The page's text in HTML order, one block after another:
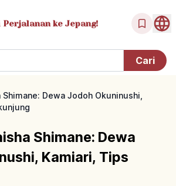
Perjalanan ke Jepang!
Dewa Jodoh Okuninushi,
Shimane: Dewa
Kamiari, Tips